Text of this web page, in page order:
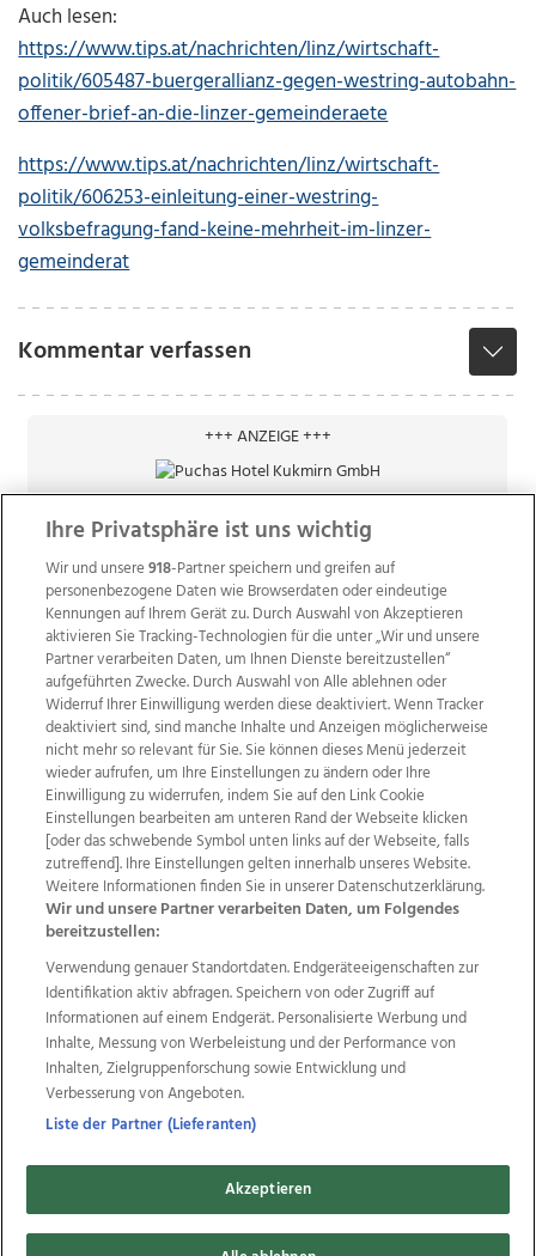
Auch lesen:
https://www.tips.at/nachrichten/linz/wirtschaft-
politik/605487-buergerallianz-gegen-westring-autobahn-
offener-brief-an-die-linzer-gemeinderaete
https://www.tips.at/nachrichten/linz/wirtschaft-
politik/606253-einleitung-einer-westring-
volksbefragung-fand-keine-mehrheit-im-linzer-
gemeinderat
Kommentar verfassen
+++ ANZEIGE +++
Wir über uns Mediadaten Kontakt
Jobs
Datenschutz
Impressum
AGB Anzeigekunden
AGB Website
Ehrenkodex Politische Werbung
Weitere Angebote des Medienhauses Wimmer
TV1 di-mog-i.at OÖNow
Ischler Woche
Life Radio
OÖNachrichten
OÖN Immobilien
OÖN Karriere
OÖN Reise
Promenaden Galerien
Regionaljobs
wasistlos.at
Copyrights © 2026 Tips Zeitungs GmbH & Co KG
Ihre Privatsphäre ist uns wichtig
Wir und unsere918-Partner speichern und greifen auf
personenbezogene Daten wie Browserdaten oder eindeutige
Kennungen auf Ihrem Gerät zu. Durch Auswahl von Akzeptieren
aktivieren Sie Tracking-Technologien für die unter „Wir und unsere
Partner verarbeiten Daten, um Ihnen Dienste bereitzustellen“
aufgeführten Zwecke. Durch Auswahl von Alle ablehnen oder
Widerruf Ihrer Einwilligung werden diese deaktiviert. Wenn Tracker
deaktiviert sind, sind manche Inhalte und Anzeigen möglicherweise
nicht mehr so relevant für Sie. Sie können dieses Menü jederzeit
wieder aufrufen, um Ihre Einstellungen zu ändern oder Ihre
Einwilligung zu widerrufen, indem Sie auf den Link Cookie
Einstellungen bearbeiten am unteren Rand der Webseite klicken
[oder das schwebende Symbol unten links auf der Webseite, falls
zutreffend]. Ihre Einstellungen gelten innerhalb unseres Website.
Weitere Informationen finden Sie in unserer Datenschutzerklärung.
Wir und unsere Partner verarbeiten Daten, um Folgendes
bereitzustellen:
Verwendung genauer Standortdaten. Endgeräteeigenschaften zur
Identifikation aktiv abfragen. Speichern von oder Zugriff auf
Informationen auf einem Endgerät. Personalisierte Werbung und
Inhalte, Messung von Werbeleistung und der Performance von
Inhalten, Zielgruppenforschung sowie Entwicklung und
Verbesserung von Angeboten.
Liste der Partner (Lieferanten)
Akzeptieren